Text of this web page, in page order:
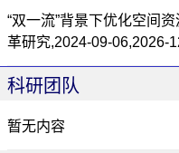
“双一流”背景下优化空间
革研究,2024-09-06,2026-
科研团队
暂无内容